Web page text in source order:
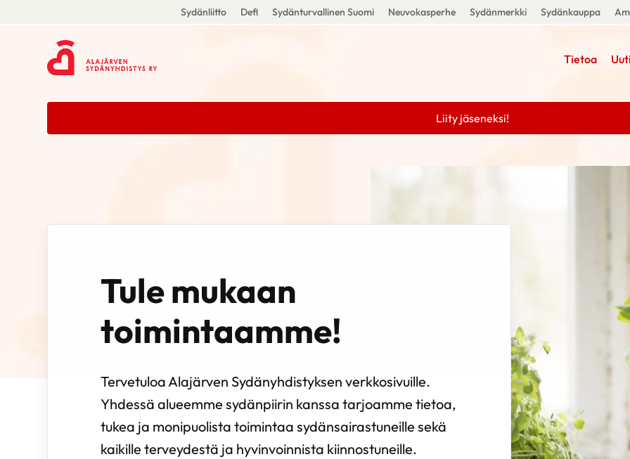
Sydänliitto Defi Sydänturvallinen Suomi Neuvokasperhe Sydänmerkki Sydänkauppa
Tietoa
Liity jäseneksi!
Tule mukaan
toimintaamme!
Tervetuloa Alajärven Sydänyhdistyksen verkkosivuille.
Yhdessä alueemme sydänpiirin kanssa tarjoamme tietoa,
tukea ja monipuolista toimintaa sydänsairastuneille sekä
kaikille terveydestä ja hyvinvoinnista kiinnostuneille.